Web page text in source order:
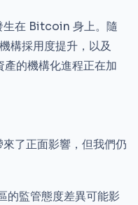
生在 Bitcoin 身上。隨
構採用度提升，以及
產的機構化進程正在加
了正面影響，但我們仍
的監管態度差異可能影